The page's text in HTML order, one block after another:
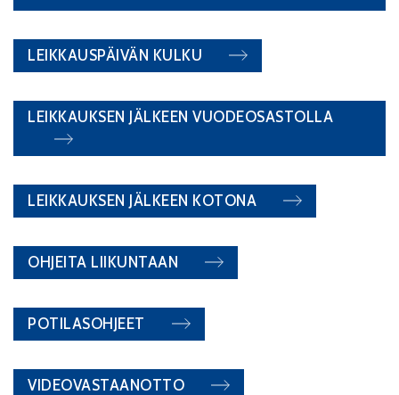
LEIKKAUSPÄIVÄN KULKU
LEIKKAUKSEN JÄLKEEN VUODEOSASTOLLA
LEIKKAUKSEN JÄLKEEN KOTONA
OHJEITA LIIKUNTAAN
POTILASOHJEET
VIDEOVASTAANOTTO